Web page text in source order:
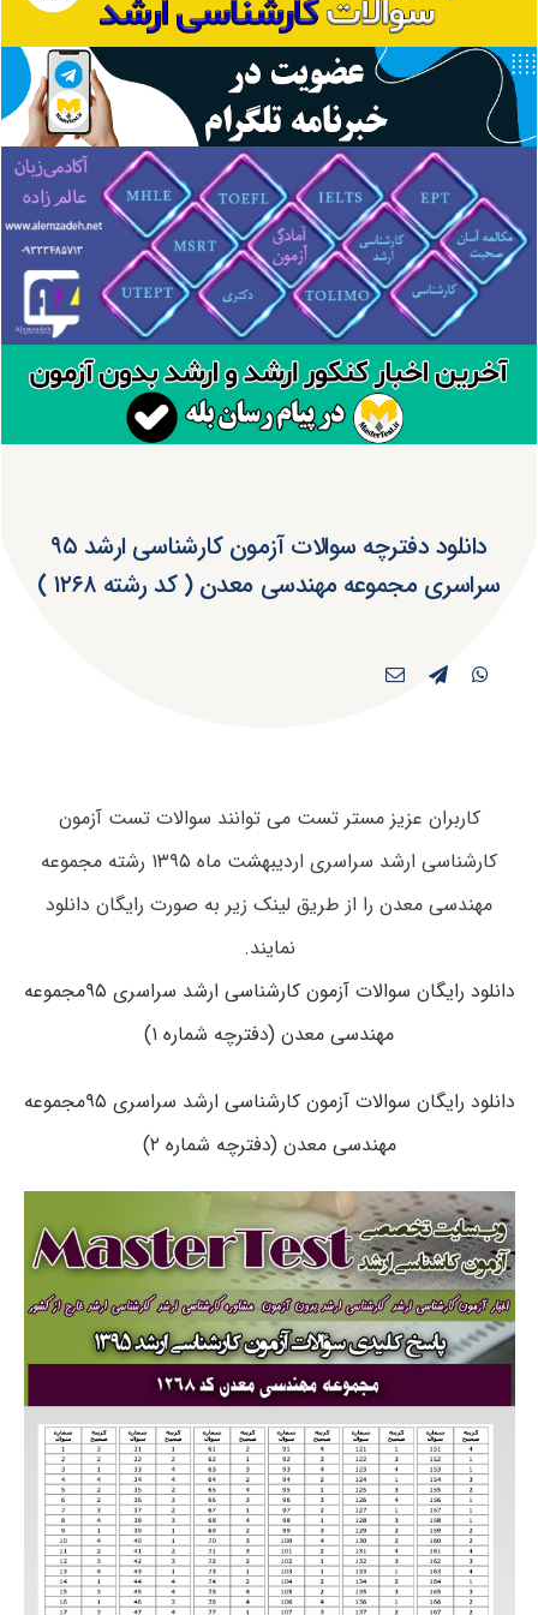
دانلود دفترچه سوالات آزمون کارشناسی ارشد ۹۵
سراسری مجموعه مهندسی معدن ( کد رشته ۱۲۶۸ )
کاربران عزیز مستر تست می توانند سوالات تست آزمون
کارشناسی ارشد سراسری اردیبهشت ماه ۱۳۹۵ رشته مجموعه
مهندسی معدن را از طریق لینک زیر به صورت رایگان دانلود
نمایند.
دانلود رایگان سوالات آزمون کارشناسی ارشد سراسری ۹۵مجموعه
مهندسی معدن (دفترچه شماره ۱)
دانلود رایگان سوالات آزمون کارشناسی ارشد سراسری ۹۵مجموعه
مهندسی معدن (دفترچه شماره ۲)